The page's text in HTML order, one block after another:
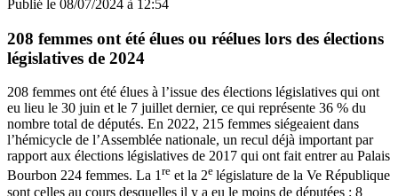
Publié le 08/07/2024 à 12:54
208 femmes ont été élues ou réélues lors des élections
législatives de 2024
208 femmes ont été élues à l’issue des élections législatives qui ont
eu lieu le 30 juin et le 7 juillet dernier, ce qui représente 36 % du
nombre total de députés. En 2022, 215 femmes siégeaient dans
l’hémicycle de l’Assemblée nationale, un recul déjà important par
rapport aux élections législatives de 2017 qui ont fait entrer au Palais
Bourbon 224 femmes. La 1re et la 2e législature de la Ve République
sont celles au cours desquelles il y a eu le moins de députées : 8